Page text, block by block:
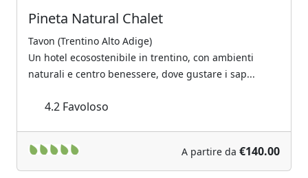
Pineta Natural Chalet
Tavon (Trentino Alto Adige)
Un hotel ecosostenibile in trentino, con ambienti
naturali e centro benessere, dove gustare i sap...
4.2 Favoloso
A partire da €140.00